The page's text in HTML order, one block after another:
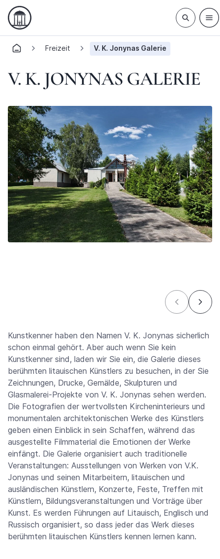
Freizeit V. K. Jonynas Galerie
V. K. JONYNAS GALERIE
Kunstkenner haben den Namen V. K. Jonynas sicherlich
schon einmal gehört. Aber auch wenn Sie kein
Kunstkenner sind, laden wir Sie ein, die Galerie dieses
berühmten litauischen Künstlers zu besuchen, in der Sie
Zeichnungen, Drucke, Gemälde, Skulpturen und
Glasmalerei-Projekte von V. K. Jonynas sehen werden.
Die Fotografien der wertvollsten Kircheninterieurs und
monumentalen architektonischen Werke des Künstlers
geben einen Einblick in sein Schaffen, während das
ausgestellte Filmmaterial die Emotionen der Werke
einfängt. Die Galerie organisiert auch traditionelle
Veranstaltungen: Ausstellungen von Werken von V.K.
Jonynas und seinen Mitarbeitern, litauischen und
ausländischen Künstlern, Konzerte, Feste, Treffen mit
Künstlern, Bildungsveranstaltungen und Vorträge über
Kunst. Es werden Führungen auf Litauisch, Englisch und
Russisch organisiert, so dass jeder das Werk dieses
berühmten litauischen Künstlers kennen lernen kann.